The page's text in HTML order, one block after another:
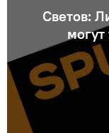
Светов:
могут